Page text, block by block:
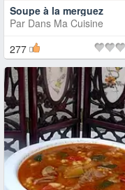
Soupe à la merguez
Par Dans Ma Cuisine
277